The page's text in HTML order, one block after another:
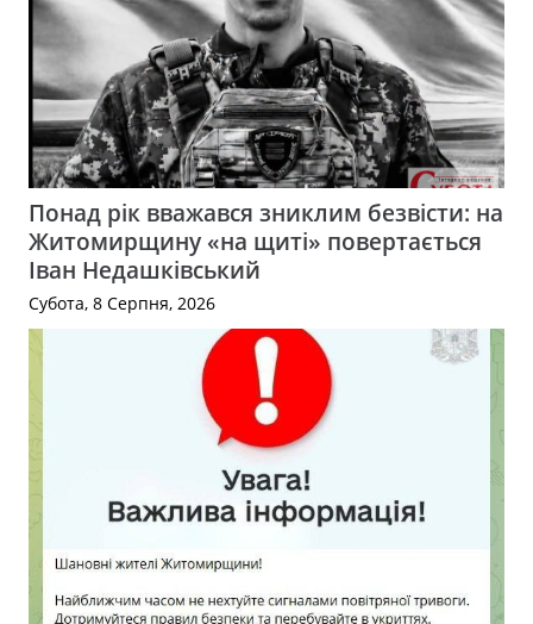
Понад рік вважався зниклим безвісти: на
Житомирщину «на щиті» повертається
Іван Недашківський
Субота, 8 Серпня, 2026